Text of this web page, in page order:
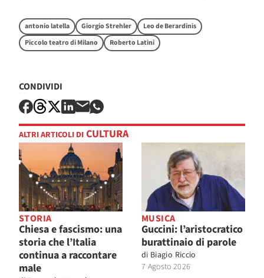
antonio latella Giorgio Strehler
Leo de Berardinis
Piccolo teatro di Milano
Roberto Latini
CONDIVIDI
ALTRI ARTICOLI DI CULTURA
STORIA
Chiesa e fascismo: una
storia che l’Italia
continua a raccontare
male
MUSICA
Guccini: l’aristocratico
burattinaio di parole
di Biagio Riccio
7 Agosto 2026